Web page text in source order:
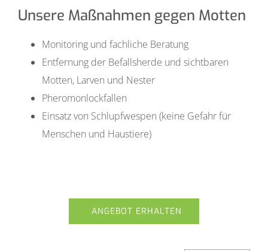
Unsere Maßnahmen gegen Motten
Monitoring und fachliche Beratung
Entfernung der Befallsherde und sichtbaren
Motten, Larven und Nester
Pheromonlockfallen
Einsatz von Schlupfwespen (keine Gefahr für
Menschen und Haustiere)
ANGEBOT ERHALTEN